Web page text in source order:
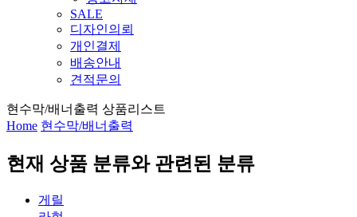
SALE
디자인의뢰
개인결제
배송안내
견적문의
현수막/배너출력 상품리스트
Home 현수막/배너출력
현재 상품 분류와 관련된 분류
게릴